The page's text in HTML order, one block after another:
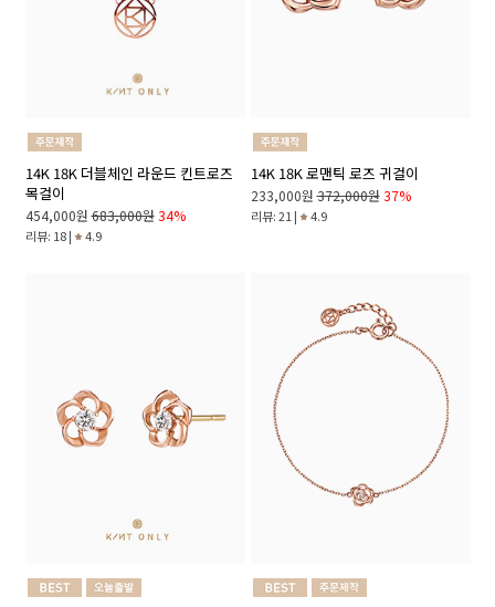
14K 18K 더블체인 라운드 킨트로즈
목걸이
454,000원 683,000원 34%
리뷰: 18 | 4.9
14K 18K 로맨틱 로즈 귀걸이
233,000원 372,000원 37%
리뷰: 21 | 4.9